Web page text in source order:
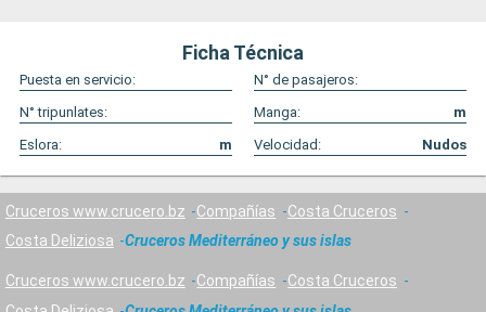
Ficha Técnica
Puesta en servicio:
N° de pasajeros:
N° tripunlates:
Manga:
m
Eslora:
m Velocidad: Nudos
Cruceros www.crucero.bz Compañías
Costa Cruceros
Costa Deliziosa
Cruceros Mediterráneo y sus islas
Cruceros www.crucero.bz Compañías
Costa Cruceros